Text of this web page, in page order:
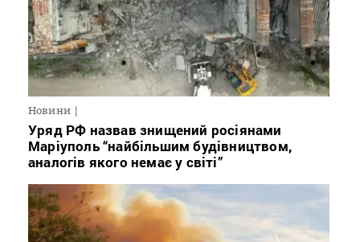
Новини
Уряд РФ назвав знищений росіянами
Маріуполь “найбільшим будівництвом,
аналогів якого немає у світі”